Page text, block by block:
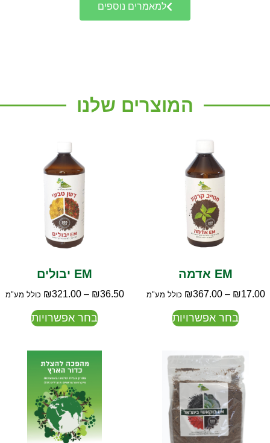
למאמרים נוספים
המוצרים שלנו
EM אדמה
₪17.00
–
₪367.00 כולל מע"מ
בחר אפשרויות
EM יבולים
₪36.50
–
₪321.00 כולל מע"מ
בחר אפשרויות